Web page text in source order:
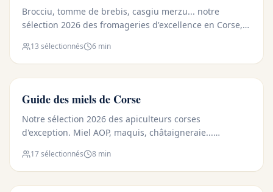
Brocciu, tomme de brebis, casgiu merzu... notre
sélection 2026 des fromageries d'excellence en Corse,
13 sélectionnés 6 min
Guide des miels de Corse
Notre sélection 2026 des apiculteurs corses
d'exception. Miel AOP, maquis, châtaigneraie...
17sélectionnés 8 min